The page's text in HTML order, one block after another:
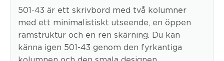
501-43 är ett skrivbord med två kolumner
med ett minimalistiskt utseende, en öppen
ramstruktur och en ren skärning. Du kan
känna igen 501-43 genom den fyrkantiga